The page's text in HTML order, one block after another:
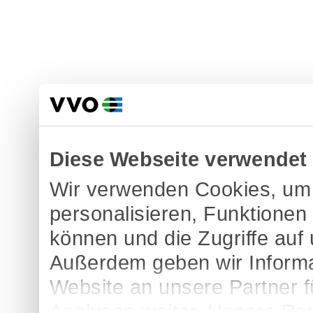
Diese Webseite
Wir verwenden Cookies,
personalisieren,
können und die Zugriffe
Außerdem geben wir
Website an unsere Partner